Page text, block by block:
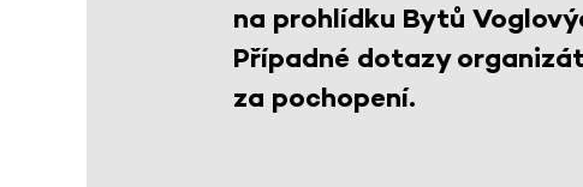
na prohlídku Bytů
Případné dotazy
za pochopení.